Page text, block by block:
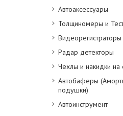
Автоаксессуары
Толщиномеры и
Видеорегистраторы
Радар детекторы
Чехлы и накидки на
Автобаферы
подушки)
Автоинструмент